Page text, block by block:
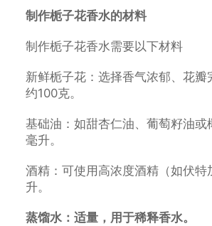
制作栀子花香水的材料
制作栀子花香水需要以下材料
新鲜栀子花：选择香气浓郁、花瓣
约100克。
基础油：如甜杏仁油、葡萄籽油或
毫升。
酒精：可使用高浓度酒精（如伏特
升。
蒸馏水：适量，用于稀释香水。